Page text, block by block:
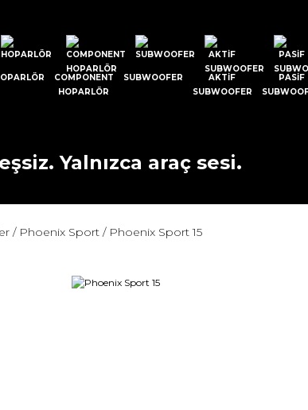
COMPONENT
HOPARLÖR
SUBWOOFER
AKTIF
SUBWOOFER
PASIF
Yalnızca araç sesi.
Phoenix Sport Phoenix Sport 15